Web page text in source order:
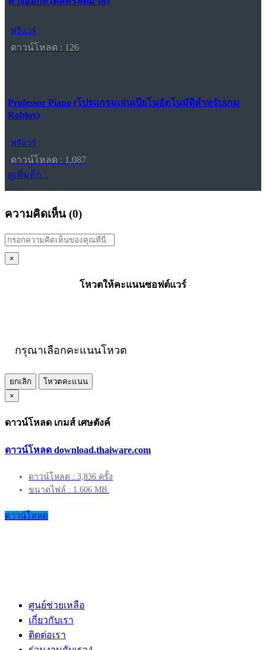
ฟรีแวร์
ดาวน์โหลด : 126
Professor Piano (โปรแกรมเล่นเปียโนอัตโนมัติสำหรับเกม
Roblox)
ฟรีแวร์
ดาวน์โหลด : 1,087
ดูเพิ่มอีก...
ความคิดเห็น (0)
×
โหวตให้คะแนนซอฟต์แวร์
กรุณาเลือกคะแนนโหวต
ยกเลิก
โหวตคะแนน
×
ดาวน์โหลด เกมส์ เศษตังค์
ดาวน์โหลด download.thaiware.com
ดาวน์โหลด : 3,836 ครั้ง
ขนาดไฟล์ : 1.606 MB.
ดาวน์โหลด
ศูนย์ช่วยเหลือ
เกี่ยวกับเรา
ติดต่อเรา